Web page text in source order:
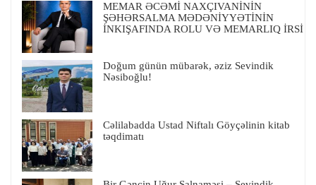
MEMAR ƏCƏMİ NAXÇIVANİNİN
ŞƏHƏRSALMA MƏDƏNİYYƏTİNİN
İNKIŞAFINDA ROLU VƏ MEMARLIQ İRSİ
Doğum günün mübarək, əziz Sevindik
Nəsiboğlu!
Cəlilabadda Ustad Niftalı Göyçəlinin kitab
təqdimatı